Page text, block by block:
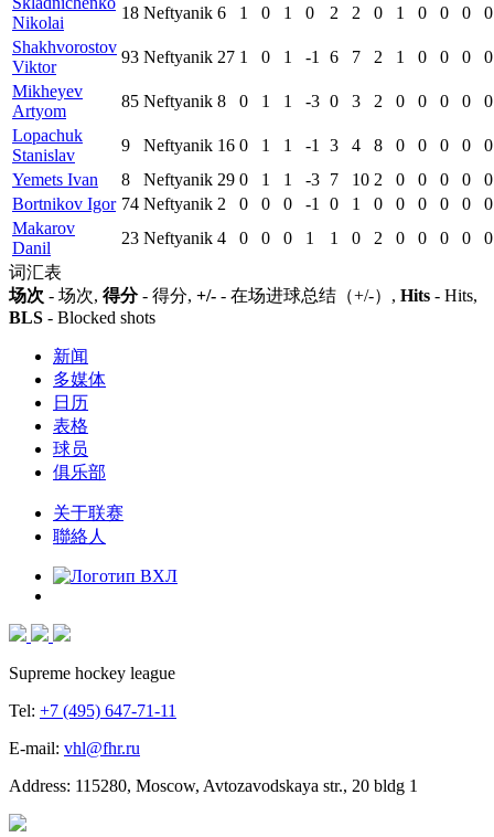
Nikolai
18 Neftyanik 6 1 0 1 0 2 2 0 1 0 0 0
0
Shakhvorostov
Viktor
93 Neftyanik 27 1 0 1 -1 6 7 2 1 0 0 0
0
Mikheyev
Artyom
85 Neftyanik 8 0 1 1 -3 0 3 2 0 0 0 0
0
Lopachuk
Stanislav
9 Neftyanik 16 0 1 1 -1 3 4 8 0 0 0 0
0
Yemets Ivan
8 Neftyanik 29 0 1 1 -3 7 10 2 0 0 0 0
0
Bortnikov Igor 74 Neftyanik 2 0 0 0 -1 0 1 0 0 0 0 0
0
Makarov
Danil
23 Neftyanik 4 0 0 0 1 1 0 2 0 0 0 0
0
词汇表
场次 - 场次, 得分- 得分, +/- - 在场进球总结（+/-）, Hits - Hits,
BLS - Blocked shots
新闻
多媒体
日历
表格
球员
俱乐部
关于联赛
聯絡人
Supreme hockey league
Tel: +7 (495) 647-71-11
E-mail: vhl@fhr.ru
Address: 115280, Moscow, Avtozavodskaya str., 20 bldg 1